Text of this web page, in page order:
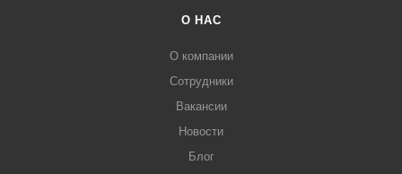
О НАС
О компании
Сотрудники
Вакансии
Новости
Блог